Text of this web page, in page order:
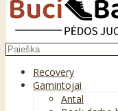
Recovery
Gamintojai
Antal